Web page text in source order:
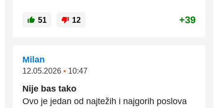
51 12 +39
Milan
12.05.2026 • 10:47
Nije bas tako
Ovo je jedan od najtežih i najgorih poslova